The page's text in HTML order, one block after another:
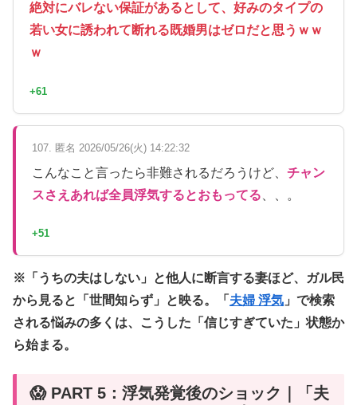
絶対にバレない保証があるとして、好みのタイプの
若い女に誘われて断れる既婚男はゼロだと思うｗｗ
ｗ
+61
107. 匿名 2026/05/26(火) 14:22:32
こんなこと言ったら非難されるだろうけど、 チャン
スさえあれば全員浮気するとおもってる 、、。
+51
※「うちの夫はしない」と他人に断言する妻ほど、ガル民
から見ると「世間知らず」と映る。「 夫婦 浮気 」で検索
される悩みの多くは、こうした「信じすぎていた」状態か
ら始まる。
😱 PART 5：浮気発覚後のショック｜「夫